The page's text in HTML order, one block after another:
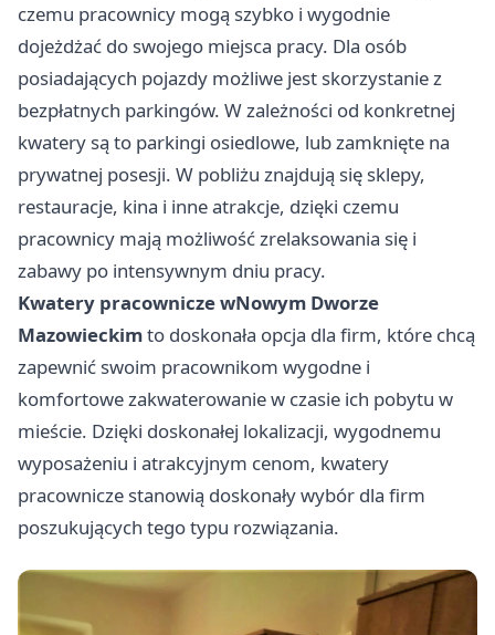
czemu pracownicy mogą szybko i wygodnie
dojeżdżać do swojego miejsca pracy. Dla osób
posiadających pojazdy możliwe jest skorzystanie z
bezpłatnych parkingów. W zależności od konkretnej
kwatery są to parkingi osiedlowe, lub zamknięte na
prywatnej posesji. W pobliżu znajdują się sklepy,
restauracje, kina i inne atrakcje, dzięki czemu
pracownicy mają możliwość zrelaksowania się i
zabawy po intensywnym dniu pracy.
Kwatery pracownicze wNowym Dworze
Mazowieckimto doskonała opcja dla firm, które chcą
zapewnić swoim pracownikom wygodne i
komfortowe zakwaterowanie w czasie ich pobytu w
mieście. Dzięki doskonałej lokalizacji, wygodnemu
wyposażeniu i atrakcyjnym cenom, kwatery
pracownicze stanowią doskonały wybór dla firm
poszukujących tego typu rozwiązania.